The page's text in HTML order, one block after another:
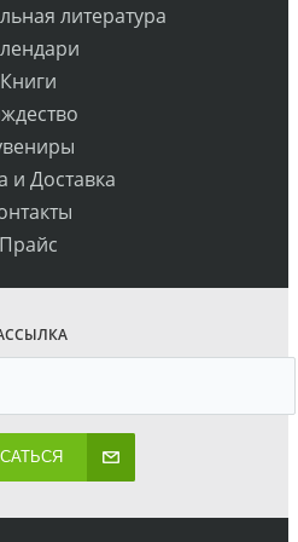
литература
Книги
и Доставка
Прайс